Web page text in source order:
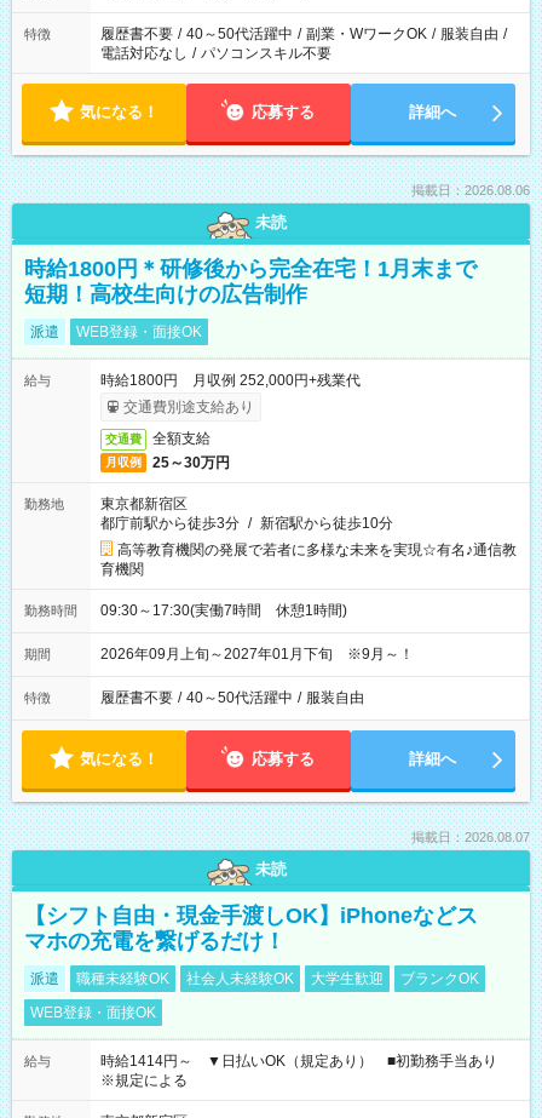
特徴 履歴書不要 / 40～50代活躍中 / 副業・WワークOK / 服装自由 /
電話対応なし / パソコンスキル不要
気になる！ 応募する 詳細へ
掲載日：2026.08.06
未読
時給1800円＊研修後から完全在宅！1月末まで
短期！高校生向けの広告制作
派遣 WEB登録・面接OK
給与
時給1800円 月収例 252,000円+残業代
交通費別途支給あり
交通費 全額支給
月収例 25～30万円
勤務地
東京都新宿区
都庁前駅から徒歩3分 / 新宿駅から徒歩10分
高等教育機関の発展で若者に多様な未来を実現☆有名♪通信教
育機関
勤務時間 09:30～17:30(実働7時間 休憩1時間)
期間 2026年09月上旬～2027年01月下旬 ※9月～！
特徴 履歴書不要 / 40～50代活躍中 / 服装自由
気になる！ 応募する 詳細へ
掲載日：2026.08.07
未読
【シフト自由・現金手渡しOK】iPhoneなどス
マホの充電を繋げるだけ！
派遣 職種未経験OK 社会人未経験OK 大学生歓迎
ブランクOK
WEB登録・面接OK
給与
時給1414円～ ▼日払いOK（規定あり） ■初勤務手当あり
※規定による